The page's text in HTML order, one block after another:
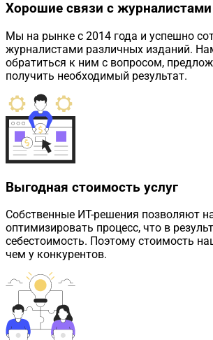
Хорошие связи с журналистами
Мы на рынке с 2014 года и успешно
журналистами различных изданий.
обратиться к ним с вопросом,
получить необходимый результат.
Выгодная стоимость услуг
Собственные ИТ-решения позволяют
оптимизировать процесс, что в
себестоимость. Поэтому стоимость
чем у конкурентов.